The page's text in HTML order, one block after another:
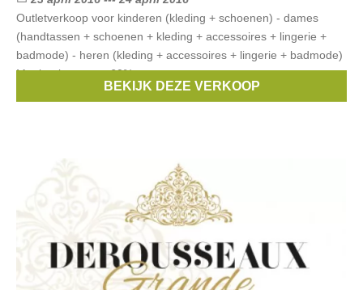
Outletverkoop voor kinderen (kleding + schoenen) - dames
(handtassen + schoenen + kleding + accessoires + lingerie +
badmode) - heren (kleding + accessoires + lingerie + badmode)
Met kortingen tot -60%
Guess,Babyface,Vingino,Lofff
BEKIJK DEZE VERKOOP